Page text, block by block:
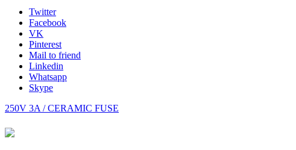
Twitter
Facebook
VK
Pinterest
Mail to friend
Linkedin
Whatsapp
Skype
250V 3A / CERAMIC FUSE